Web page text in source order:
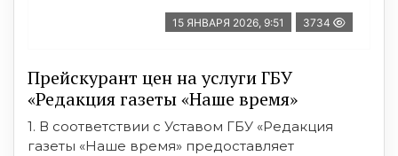
15 ЯНВАРЯ 2026, 9:51 3734
Прейскурант цен на услуги ГБУ
«Редакция газеты «Наше время»
1. В соответствии с Уставом ГБУ «Редакция
газеты «Наше время» предоставляет